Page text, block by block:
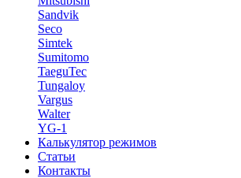
Sandvik
Seco
Simtek
Sumitomo
TaeguTec
Tungaloy
Vargus
Walter
YG-1
Калькулятор режимов
Статьи
Контакты